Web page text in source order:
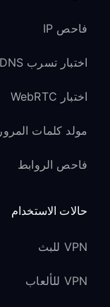
فاحص IP
اختبار تسرب DNS
اختبار WebRTC
مولد كلمات المرور
فاحص الروابط
حالات الاستخدام
VPN للبث
VPN للألعاب